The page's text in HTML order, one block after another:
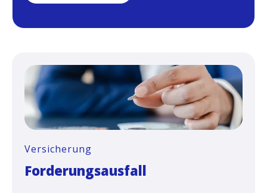
Versicherung
Forderungsausfall